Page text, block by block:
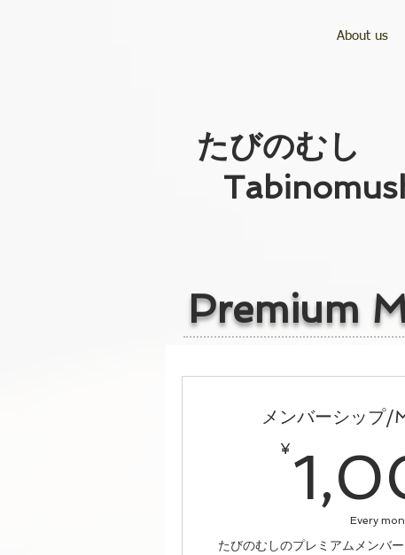
​たびのむし
Premium
メンバーシップ
¥
Every
たびのむしのプレミアムメンバ
About us